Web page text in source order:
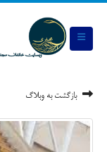
بازگشت به وبلاگ